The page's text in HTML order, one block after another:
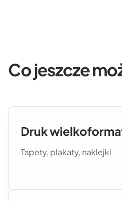
Co jeszcze
Druk
Tapety, plakaty, naklejki